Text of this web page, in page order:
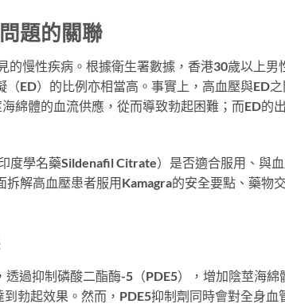
題的關聯
慢性疾病。根據衛生署數據，香港30歲以上男
ED）的比例亦相當高。事實上，高血壓與ED之
綿體的血流供應，從而導致勃起困難；而ED的出
度學名藥Sildenafil Citrate）是否適合服用、與
解高血壓患者服用Kamagra的安全要點、藥物
過抑制磷酸二酯酶-5（PDE5），增加陰莖海綿
勃起效果。然而，PDE5抑制劑同時會對全身血